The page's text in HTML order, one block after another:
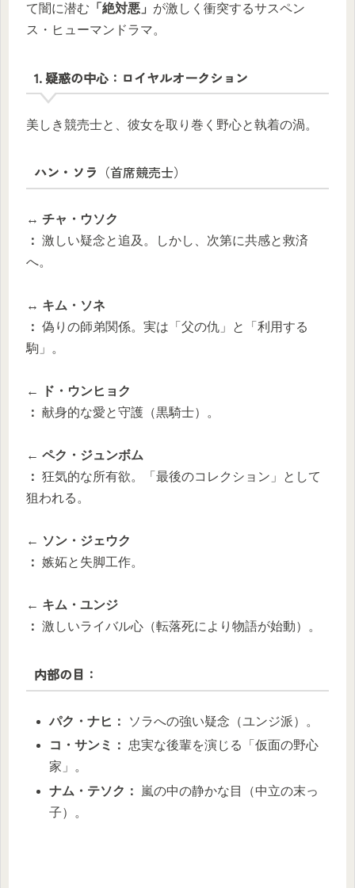
て闇に潜む 「絶対悪」 が激しく衝突するサスペン
ス・ヒューマンドラマ。
1. 疑惑の中心：ロイヤルオークション
美しき競売士と、彼女を取り巻く野心と執着の渦。
ハン・ソラ （首席競売士）
↔ チャ・ウソク
： 激しい疑念と追及。しかし、次第に共感と救済
へ。
↔ キム・ソネ
： 偽りの師弟関係。実は「父の仇」と「利用する
駒」。
← ド・ウンヒョク
： 献身的な愛と守護（黒騎士）。
← ペク・ジュンボム
： 狂気的な所有欲。「最後のコレクション」として
狙われる。
← ソン・ジェウク
： 嫉妬と失脚工作。
← キム・ユンジ
： 激しいライバル心（転落死により物語が始動）。
内部の目：
パク・ナヒ：
ソラへの強い疑念（ユンジ派）。
コ・サンミ： 忠実な後輩を演じる「仮面の野心
家」。
ナム・テソク：
嵐の中の静かな目（中立の末っ
子）。